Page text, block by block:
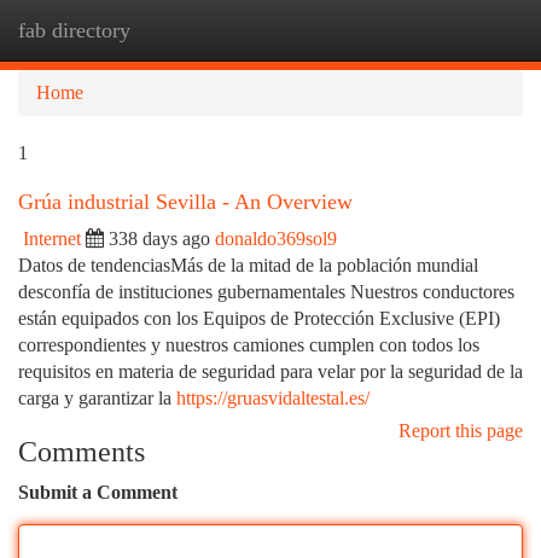
fab directory
Home
1
Grúa industrial Sevilla - An Overview
Internet 338 days ago donaldo369sol9
Datos de tendenciasMás de la mitad de la población mundial
desconfía de instituciones gubernamentales Nuestros conductores
están equipados con los Equipos de Protección Exclusive (EPI)
correspondientes y nuestros camiones cumplen con todos los
requisitos en materia de seguridad para velar por la seguridad de la
carga y garantizar la https://gruasvidaltestal.es/
Report this page
Comments
Submit a Comment